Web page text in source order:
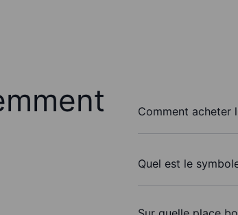
Comment acheter
Quel est le